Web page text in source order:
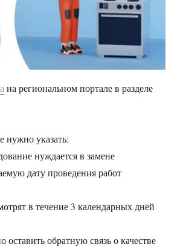
на региональном портале в разделе
нужно указать:
нуждается в замене
дату проведения работ
в течение 3 календарных дней
обратную связь о качестве